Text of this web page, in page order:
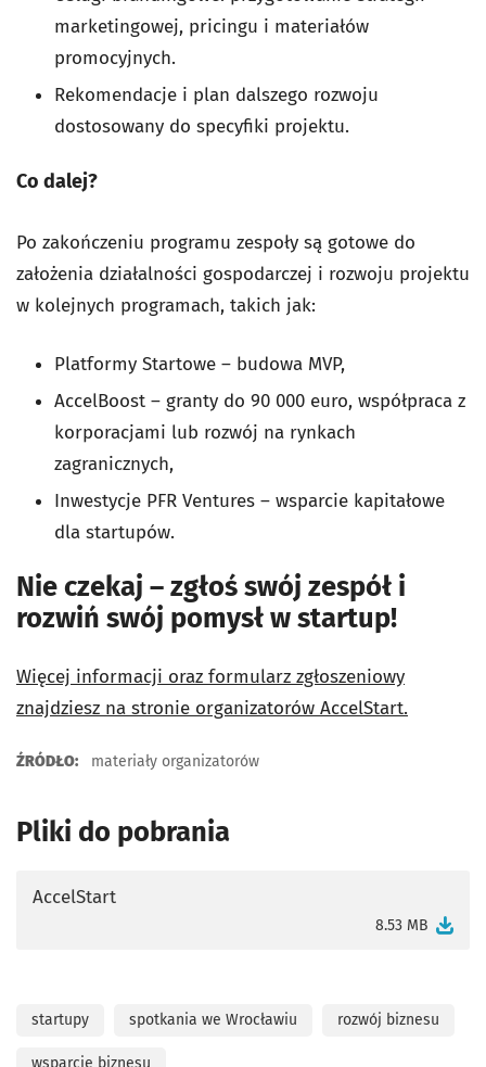
marketingowej, pricingu i materiałów
promocyjnych.
Rekomendacje i plan dalszego rozwoju
dostosowany do specyfiki projektu.
Co dalej?
Po zakończeniu programu zespoły są gotowe do
założenia działalności gospodarczej i rozwoju projektu
w kolejnych programach, takich jak:
Platformy Startowe – budowa MVP,
AccelBoost – granty do 90 000 euro, współpraca z
korporacjami lub rozwój na rynkach
zagranicznych,
Inwestycje PFR Ventures – wsparcie kapitałowe
dla startupów.
Nie czekaj – zgłoś swój zespół i
rozwiń swój pomysł w startup!
Więcej informacji oraz formularz zgłoszeniowy
znajdziesz na stronie organizatorów AccelStart.
ŹRÓDŁO: materiały organizatorów
Pliki do pobrania
AccelStart
8.53 MB
startupy spotkania we Wrocławiu rozwój biznesu
wsparcie biznesu